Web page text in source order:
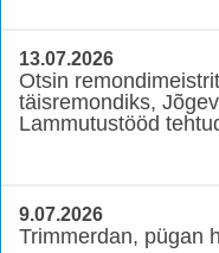
13.07.2026
Otsin
täisremondiks,
Lammutustööd
9.07.2026
Trimmerdan, pügan